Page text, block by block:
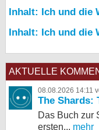
Inhalt: Ich und die
Inhalt: Ich und die
AKTUELLE
08.08.2026 14:11
The Shards:
Das Buch zur
ersten... mehr